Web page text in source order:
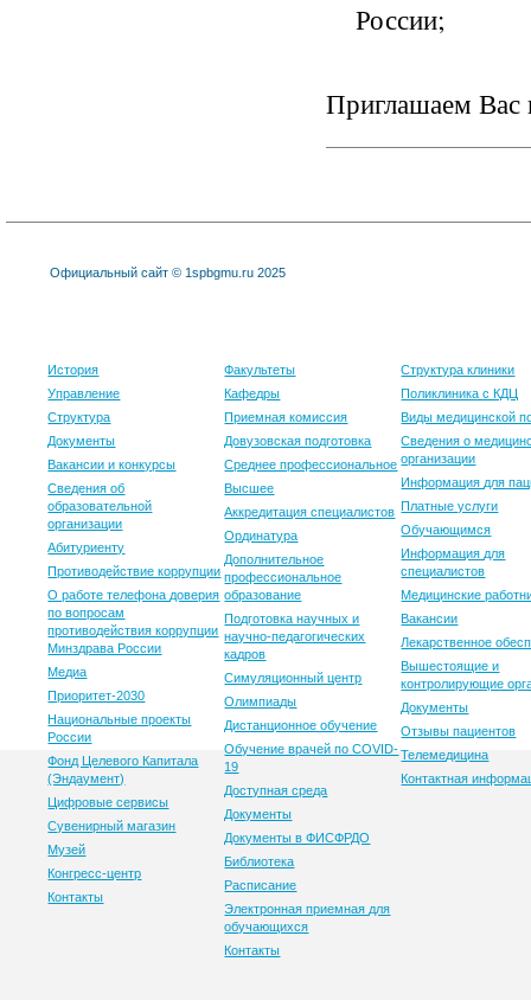
России;
Приглашаем Вас
Официальный сайт © 1spbgmu.ru 2025
История
Управление
Структура
Документы
Вакансии и конкурсы
Сведения об
образовательной
организации
Абитуриенту
Противодействие коррупции
О работе телефона доверия
по вопросам
противодействия коррупции
Минздрава России
Медиа
Приоритет-2030
Национальные проекты
России
Фонд Целевого Капитала
(Эндаумент)
Цифровые сервисы
Сувенирный магазин
Музей
Конгресс-центр
Контакты
Факультеты
Кафедры
Приемная комиссия
Довузовская подготовка
Среднее профессиональное
Высшее
Аккредитация специалистов
Ординатура
Дополнительное
профессиональное
образование
Подготовка научных и
научно-педагогических
кадров
Симуляционный центр
Олимпиады
Дистанционное обучение
Обучение врачей по COVID-
19
Доступная среда
Документы
Документы в ФИСФРДО
Библиотека
Расписание
Электронная приемная для
обучающихся
Контакты
Структура клиники
Поликлиника с КДЦ
Виды медицинской
Сведения о
организации
Информация для
Платные услуги
Обучающимся
Информация для
специалистов
Медицинские
Вакансии
Лекарственное
Вышестоящие и
контролирующие
Документы
Отзывы пациентов
Телемедицина
Контактная